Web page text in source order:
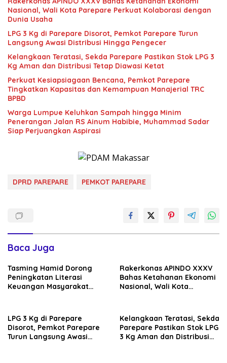
Nasional, Wali Kota Parepare Perkuat Kolaborasi dengan
Dunia Usaha
LPG 3 Kg di Parepare Disorot, Pemkot Parepare Turun
Langsung Awasi Distribusi Hingga Pengecer
Kelangkaan Teratasi, Sekda Parepare Pastikan Stok LPG 3
Kg Aman dan Distribusi Tetap Diawasi Ketat
Perkuat Kesiapsiagaan Bencana, Pemkot Parepare
Tingkatkan Kapasitas dan Kemampuan Manajerial TRC
BPBD
Warga Lumpue Keluhkan Sampah hingga Minim
Penerangan Jalan RS Ainum Habibie, Muhammad Sadar
Siap Perjuangkan Aspirasi
DPRD PAREPARE PEMKOT PAREPARE
Baca Juga
Tasming Hamid Dorong
Peningkatan Literasi
Keuangan Masyarakat
Rakerkonas APINDO XXXV
Bahas Ketahanan Ekonomi
Nasional, Wali Kota
Usaha
LPG 3 Kg di Parepare
Disorot, Pemkot Parepare
Turun Langsung Awasi
Kelangkaan Teratasi, Sekda
Parepare Pastikan Stok LPG
3 Kg Aman dan Distribusi